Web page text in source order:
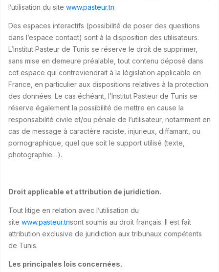
l’utilisation du site www.pasteur.tn
Des espaces interactifs (possibilité de poser des questions
dans l’espace contact) sont à la disposition des utilisateurs.
L’Institut Pasteur de Tunis se réserve le droit de supprimer,
sans mise en demeure préalable, tout contenu déposé dans
cet espace qui contreviendrait à la législation applicable en
France, en particulier aux dispositions relatives à la protection
des données. Le cas échéant, l’Institut Pasteur de Tunis se
réserve également la possibilité de mettre en cause la
responsabilité civile et/ou pénale de l’utilisateur, notamment en
cas de message à caractère raciste, injurieux, diffamant, ou
pornographique, quel que soit le support utilisé (texte,
photographie…).
Droit applicable et attribution de juridiction.
Tout litige en relation avec l’utilisation du
site www.pasteur.tnsont soumis au droit français. Il est fait
attribution exclusive de juridiction aux tribunaux compétents
de Tunis.
Les principales lois concernées.